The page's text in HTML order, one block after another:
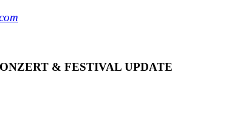
& FESTIVAL UPDATE